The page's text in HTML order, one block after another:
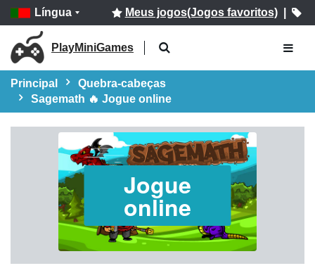
Língua Meus jogos(Jogos favoritos)|
PlayMiniGames
Principal
Quebra-cabeças
Sagemath 🔥 Jogue online
Jogue
online